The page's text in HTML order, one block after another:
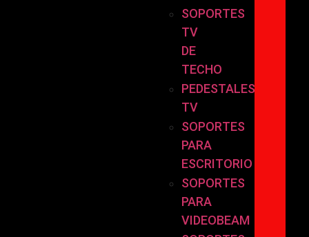
SOPORTES
TV
DE
TECHO
PEDESTALES
TV
SOPORTES
PARA
ESCRITORIO
SOPORTES
PARA
VIDEOBEAM